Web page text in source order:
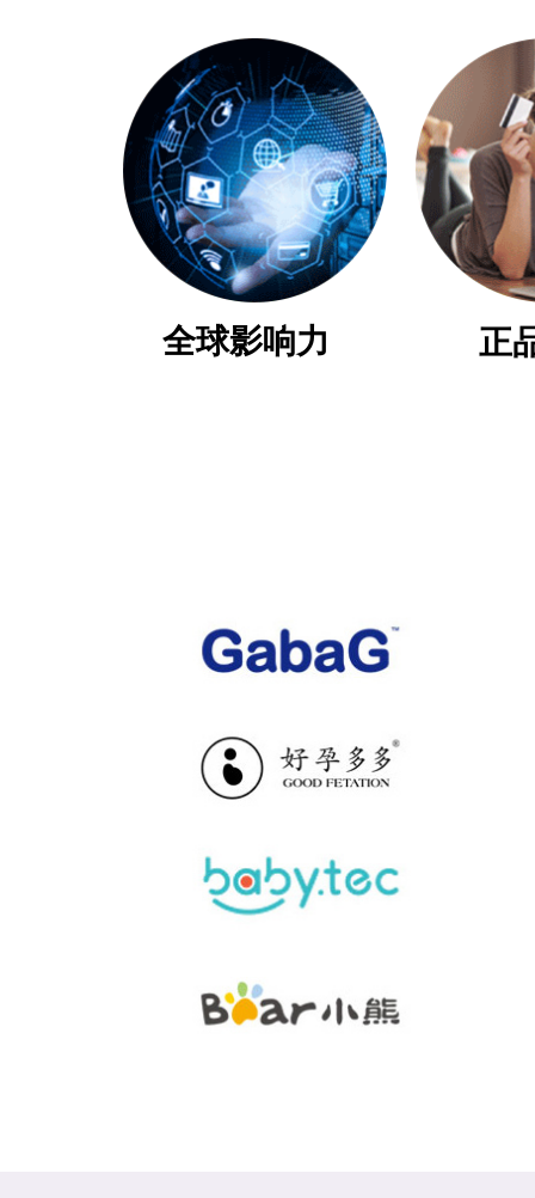
正
全球影响力